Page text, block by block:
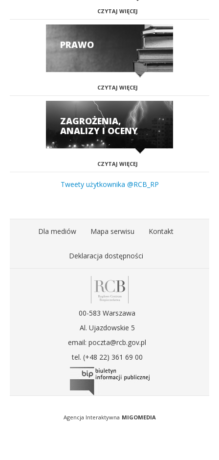
CZYTAJ WIĘCEJ
PRAWO
CZYTAJ WIĘCEJ
ZAGROŻENIA,
ANALIZY I OCENY
CZYTAJ WIĘCEJ
Tweety użytkownika @RCB_RP
Dla mediów Mapa serwisu Kontakt
Deklaracja dostępności
00-583 Warszawa
Al. Ujazdowskie 5
email: poczta@rcb.gov.pl
tel. (+48 22) 361 69 00
Agencja Interaktywna MIGOMEDIA